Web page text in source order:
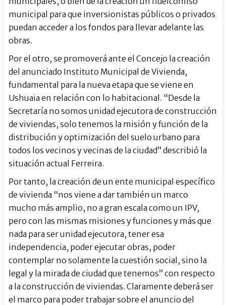
municipal para que inversionistas públicos o privados
puedan acceder a los fondos para llevar adelante las
obras.
Por el otro, se promoverá ante el Concejo la creación
del anunciado Instituto Municipal de Vivienda,
fundamental para la nueva etapa que se viene en
Ushuaia en relación con lo habitacional. “Desde la
Secretaría no somos unidad ejecutora de construcción
de viviendas, solo tenemos la misión y función de la
distribución y optimización del suelo urbano para
todos los vecinos y vecinas de la ciudad” describió la
situación actual Ferreira.
Por tanto, la creación de un ente municipal específico
de vivienda “nos viene a dar también un marco
mucho más amplio, no a gran escala como un IPV,
pero con las mismas misiones y funciones y más que
nada para ser unidad ejecutora, tener esa
independencia, poder ejecutar obras, poder
contemplar no solamente la cuestión social, sino la
legal y la mirada de ciudad que tenemos” con respecto
a la construcción de viviendas. Claramente deberá ser
el marco para poder trabajar sobre el anuncio del